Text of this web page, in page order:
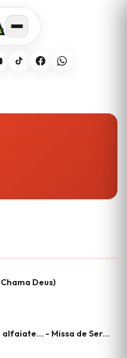
Deus)
Aclamação ( Lavadeira, alfaiate... - Missa de Serviço - Entrada)